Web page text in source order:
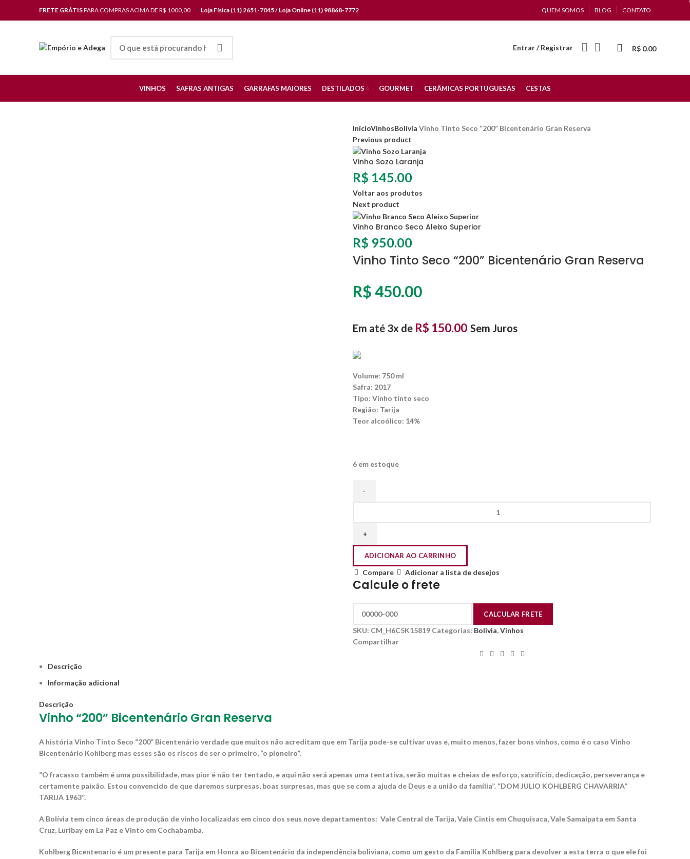
FRETE GRÁTISPARA COMPRAS ACIMA DE R$ 1000,00 Loja Física (11) 2651-7045 / Loja Online (11) 98868-7772 QUEM SOMOS BLOG CONTATO
Entrar / Registrar R$ 0.00
VINHOS SAFRAS ANTIGAS GARRAFAS MAIORES DESTILADOS GOURMET CERÂMICAS PORTUGUESAS CESTAS
InícioVinhosBolivia Vinho Tinto Seco “200” Bicentenário Gran Reserva
Previous product
Vinho Sozo Laranja
R$ 145.00
Voltar aos produtos
Next product
Vinho Branco Seco Aleixo Superior
R$ 950.00
Vinho Tinto Seco “200” Bicentenário Gran Reserva
R$450.00
Em até 3x de R$ 150.00 Sem Juros
Volume: 750 ml
Safra: 2017
Tipo: Vinho tinto seco
Região: Tarija
Teor alcoólico: 14%
6 em estoque
ADICIONAR AO CARRINHO
Compare Adicionar a lista de desejos
Calcule o frete
SKU: CM_H6C5K15819 Categorias: Bolivia,Vinhos
Compartilhar
Descrição
Informação adicional
Descrição
Vinho “200” Bicentenário Gran Reserva
A história Vinho Tinto Seco “200” Bicentenário verdade que muitos não acreditam que em Tarija pode-se cultivar uvas e, muito menos, fazer bons vinhos, como é o caso Vinho
Bicentenário Kohlberg mas esses são os riscos de ser o primeiro, “o pioneiro”.
“O fracasso também é uma possibilidade, mas pior é não ter tentado, e aqui não será apenas uma tentativa, serão muitas e cheias de esforço, sacrifício, dedicação, perseverança e
certamente paixão. Estou convencido de que daremos surpresas, boas surpresas, mas que se com a ajuda de Deus e a união da família”. “DOM JULIO KOHLBERG CHAVARRIA”
TARIJA 1963”.
A Bolívia tem cinco áreas de produção de vinho localizadas em cinco dos seus nove departamentos: Vale Central de Tarija, Vale Cintis em Chuquisaca, Vale Samaipata em Santa
Cruz, Luribay em La Paz e Vinto em Cochabamba.
Kohlberg Bicentenario é um presente para Tarija em Honra ao Bicentenário da independência boliviana, como um gesto da Família Kohlberg para devolver a esta terra o que ele foi